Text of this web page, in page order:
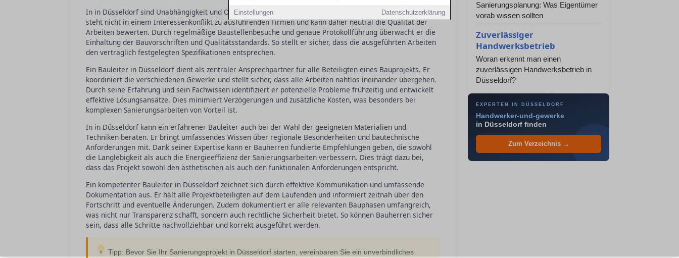
Einstellungen Datenschutzerklärung
In in Düsseldorf sind Unabhängigkeit und Objektivität entscheidende Merkmale eines guten Bauleiters. Er
steht nicht in einem Interessenkonflikt zu ausführenden Firmen und kann daher neutral die Qualität der
Arbeiten bewerten. Durch regelmäßige Baustellenbesuche und genaue Protokollführung überwacht er die
Einhaltung der Bauvorschriften und Qualitätsstandards. So stellt er sicher, dass die ausgeführten Arbeiten
den vertraglich festgelegten Spezifikationen entsprechen.
Ein Bauleiter in Düsseldorf dient als zentraler Ansprechpartner für alle Beteiligten eines Bauprojekts. Er
koordiniert die verschiedenen Gewerke und stellt sicher, dass alle Arbeiten nahtlos ineinander übergehen.
Durch seine Erfahrung und sein Fachwissen identifiziert er potenzielle Probleme frühzeitig und entwickelt
effektive Lösungsansätze. Dies minimiert Verzögerungen und zusätzliche Kosten, was besonders bei
komplexen Sanierungsarbeiten von Vorteil ist.
In in Düsseldorf kann ein erfahrener Bauleiter auch bei der Wahl der geeigneten Materialien und
Techniken beraten. Er bringt umfassendes Wissen über regionale Besonderheiten und bautechnische
Anforderungen mit. Dank seiner Expertise kann er Bauherren fundierte Empfehlungen geben, die sowohl
die Langlebigkeit als auch die Energieeffizienz der Sanierungsarbeiten verbessern. Dies trägt dazu bei,
dass das Projekt sowohl den ästhetischen als auch den funktionalen Anforderungen entspricht.
Ein kompetenter Bauleiter in Düsseldorf zeichnet sich durch effektive Kommunikation und umfassende
Dokumentation aus. Er hält alle Projektbeteiligten auf dem Laufenden und informiert zeitnah über den
Fortschritt und eventuelle Änderungen. Zudem dokumentiert er alle relevanten Bauphasen umfangreich,
was nicht nur Transparenz schafft, sondern auch rechtliche Sicherheit bietet. So können Bauherren sicher
sein, dass alle Schritte nachvollziehbar und korrekt ausgeführt werden.
Tipp: Bevor Sie Ihr Sanierungsprojekt in Düsseldorf starten, vereinbaren Sie ein unverbindliches
Sanierungsplanung: Was Eigentümer
vorab wissen sollten
Zuverlässiger
Handwerksbetrieb
Woran erkennt man einen
zuverlässigen Handwerksbetrieb in
Düsseldorf?
EXPERTEN IN DÜSSELDORF
Handwerker-und-gewerke
in Düsseldorf finden
Zum Verzeichnis →